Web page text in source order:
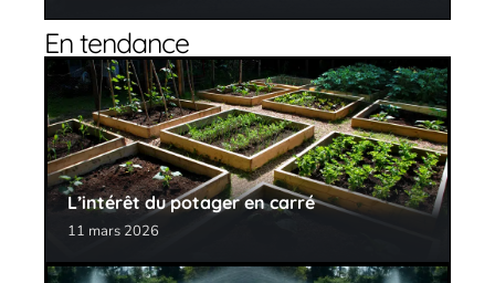
En tendance
L’intérêt du potager en carré
11 mars 2026